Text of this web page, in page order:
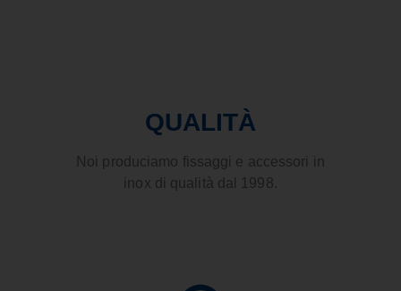
QUALITÀ
Noi produciamo fissaggi e accessori in
inox di qualità dal 1998.